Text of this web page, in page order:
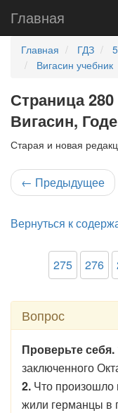
Главная
Главная ГДЗ
Вигасин учебник
Страница
Вигасин,
Старая и новая
← Предыдущее
Вернуться к
275 276
Вопрос
Проверьте себя.
заключенного
2. Что произошло
жили германцы в